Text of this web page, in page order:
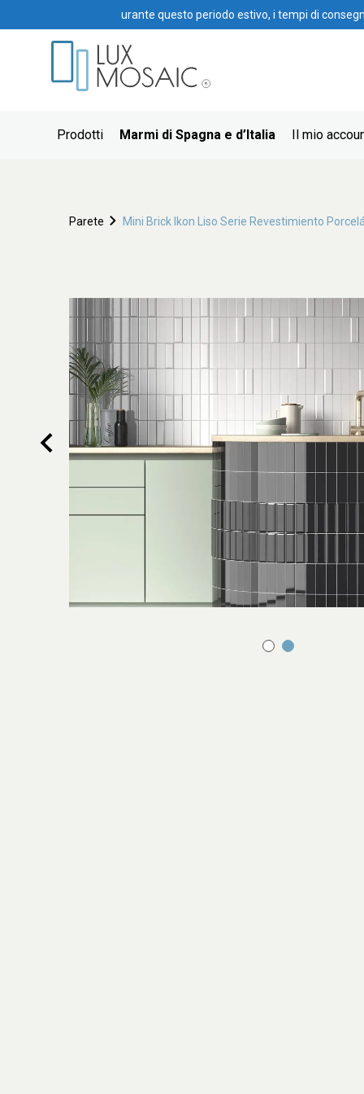
urante questo periodo estivo, i tempi di
Prodotti Marmi di Spagna e d’Italia Il mio
Parete Mini Brick Ikon Liso Serie Revestimiento